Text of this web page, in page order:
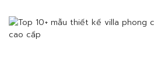
gỗ tự nhiên cần lưu […]